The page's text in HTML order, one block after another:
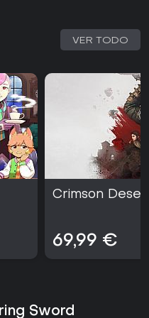
VER TODO
Crimson
69,99 €
Sword